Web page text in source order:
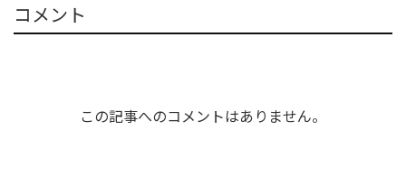
コメント
この記事へのコメントはありません。